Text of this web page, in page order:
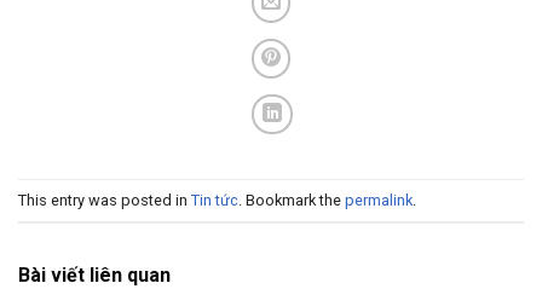
This entry was posted in Tin tức . Bookmark the permalink
Bài viết liên quan